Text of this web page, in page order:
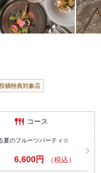
稿特典対象店
コース
夏のフルーツパーティ☆
6,600円 （税込）